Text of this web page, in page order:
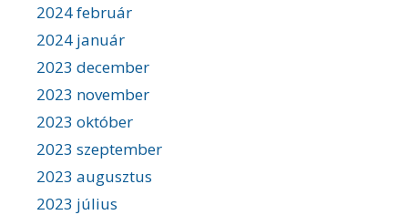
2024 február
2024 január
2023 december
2023 november
2023 október
2023 szeptember
2023 augusztus
2023 július